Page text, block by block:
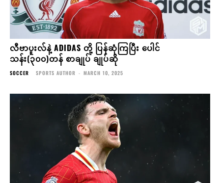
လီဗာပူးလ်နဲ့ ADIDAS တို့ ပြန်ဆုံကြပြီး ပေါင်
သန်း(၃၀၀)တန် စာချုပ် ချုပ်ဆို
SOCCER SPORTS AUTHOR - MARCH 10, 2025